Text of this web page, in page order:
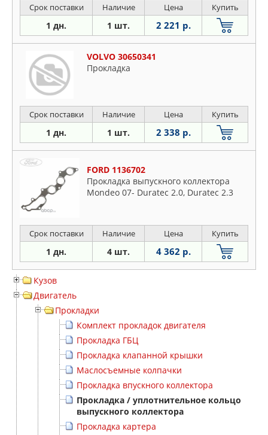
Срок поставки Наличие Цена Купить
1 дн. 1 шт. 2 221 р.
VOLVO 30650341
Прокладка
Срок поставки Наличие Цена Купить
1 дн. 1 шт. 2 338 р.
FORD 1136702
Прокладка выпускного коллектора
Mondeo 07- Duratec 2.0, Duratec 2.3
Срок поставки Наличие Цена Купить
1 дн. 4 шт. 4 362 р.
Кузов
Двигатель
Прокладки
Комплект прокладок двигателя
Прокладка ГБЦ
Прокладка клапанной крышки
Маслосъемные колпачки
Прокладка впускного коллектора
Прокладка / уплотнительное кольцо
выпускного коллектора
Прокладка картера